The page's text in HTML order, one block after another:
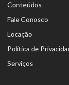
Conteúdos
Fale Conosco
Locação
Política de
Serviços